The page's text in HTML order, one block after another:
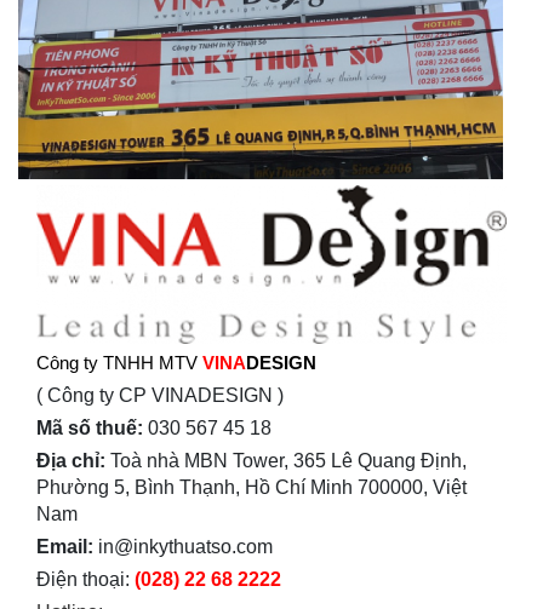
Công ty TNHH MTV VINADESIGN
( Công ty CP VINADESIGN )
Mã số thuế: 030 567 45 18
Địa chỉ: Toà nhà MBN Tower, 365 Lê Quang Định,
Phường 5, Bình Thạnh, Hồ Chí Minh 700000, Việt
Nam
Email: in@inkythuatso.com
Điện thoại: (028) 22 68 2222